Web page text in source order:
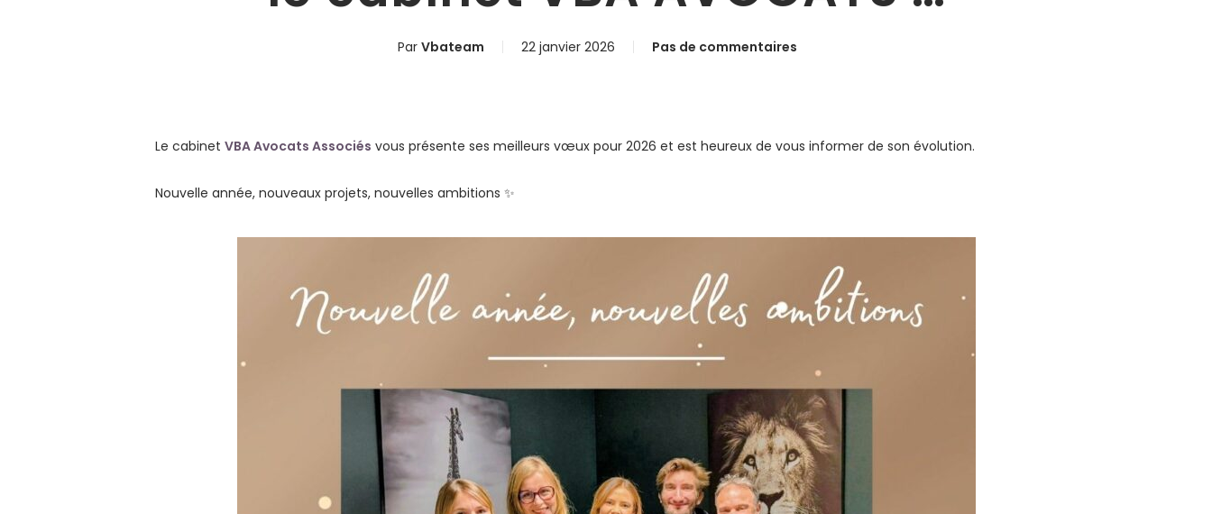
Par Vbateam 22 janvier 2026 Pas de commentaires
Le cabinet VBA Avocats Associés vous présente ses meilleurs vœux pour 2026 et est heureux de vous informer de son évolution.
Nouvelle année, nouveaux projets, nouvelles ambitions ✨